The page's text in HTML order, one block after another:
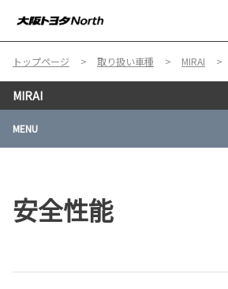
トップページ 取り扱い車種 MIRAI
MIRAI
MENU
安全性能